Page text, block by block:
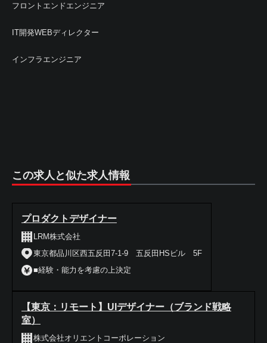
フロントエンドエンジニア
IT開発WEBディレクター
インフラエンジニア
この求人と似た求人情報
プロダクトデザイナー
LRM株式会社
東京都品川区西五反田7-1-9 五反田HSビル 5F
■経験・能力を考慮の上決定
【東京：リモート】UIデザイナー（ブランド戦略
室）
株式会社オリエントコーポレーション